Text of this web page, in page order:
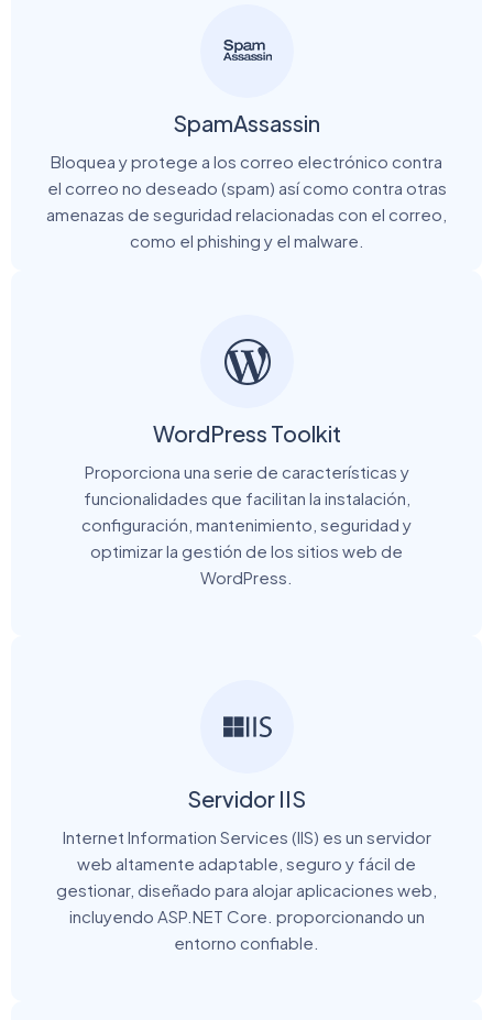
SpamAssassin
Bloquea y protege a los correo electrónico contra
el correo no deseado (spam) así como contra otras
amenazas de seguridad relacionadas con el correo,
como el phishing y el malware.
WordPress Toolkit
Proporciona una serie de características y
funcionalidades que facilitan la instalación,
configuración, mantenimiento, seguridad y
optimizar la gestión de los sitios web de
WordPress.
Servidor IIS
Internet Information Services (IIS) es un servidor
web altamente adaptable, seguro y fácil de
gestionar, diseñado para alojar aplicaciones web,
incluyendo ASP.NET Core. proporcionando un
entorno confiable.